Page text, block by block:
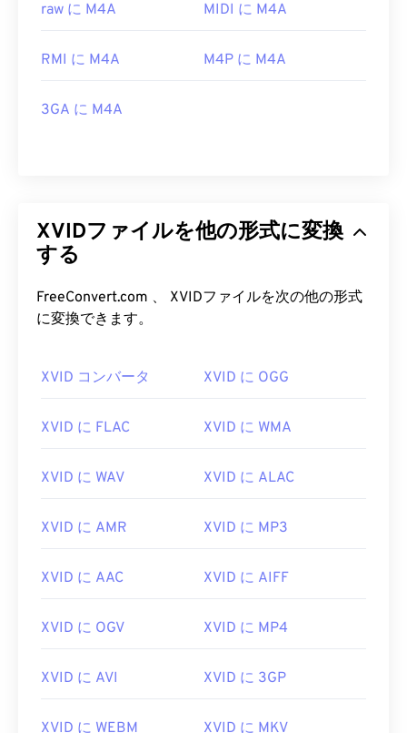
raw に M4A MIDI に M4A
RMI に M4A M4P に M4A
3GA に M4A
XVIDファイルを他の形式に変換
する
FreeConvert.com 、 XVIDファイルを次の他の形式
に変換できます。
XVID コンバータ XVID に OGG
XVID に FLAC XVID に WMA
XVID に WAV XVID に ALAC
XVID に AMR XVID に MP3
XVID に AAC XVID に AIFF
XVID に OGV XVID に MP4
XVID に AVI XVID に 3GP
XVID に WEBM XVID に MKV